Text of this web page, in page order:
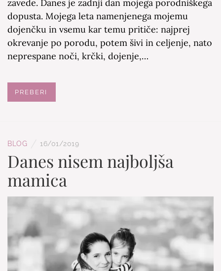
zavede. Danes je zadnji dan mojega porodniškega
dopusta. Mojega leta namenjenega mojemu
dojenčku in vsemu kar temu pritiče: najprej
okrevanje po porodu, potem šivi in celjenje, nato
neprespane noči, krčki, dojenje,…
PREBERI
BLOG 16/01/2019
Danes nisem najboljša
mamica